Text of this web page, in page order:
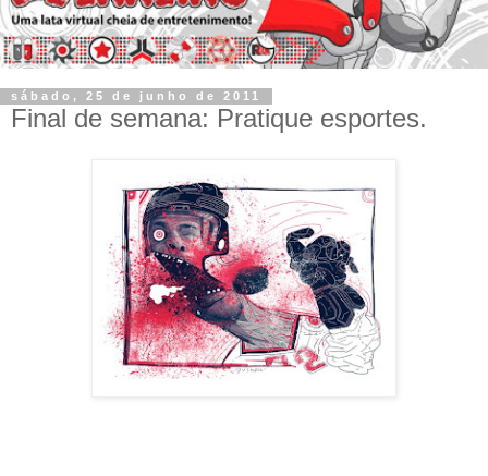
sábado, 25 de junho de 2011
Final de semana: Pratique esportes.